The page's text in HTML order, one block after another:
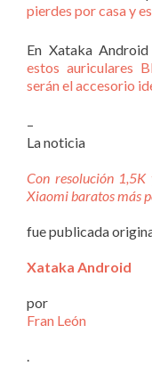
pierdes por casa y
En Xataka
estos auriculares
serán el accesorio
–
La noticia
Con resolución
Xiaomi baratos más
fue publicada
Xataka Android
por
Fran León